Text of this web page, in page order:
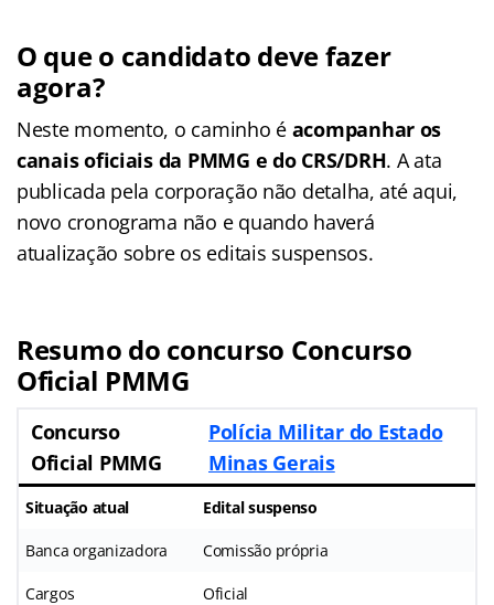
O que o candidato deve fazer
agora?
Neste momento, o caminho éacompanhar os
canais oficiais da PMMG e do CRS/DRH. A ata
publicada pela corporação não detalha, até aqui,
novo cronograma não e quando haverá
atualização sobre os editais suspensos.
Resumo do concurso Concurso
Oficial PMMG
Concurso
Oficial PMMG
Polícia Militar do Estado
Minas Gerais
Situação atual Edital suspenso
Banca organizadora Comissão própria
Cargos Oficial